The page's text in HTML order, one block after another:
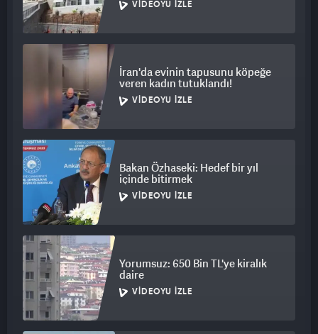
VIDEOYU İZLE
İran'da evinin tapusunu köpeğe
veren kadın tutuklandı!
VIDEOYU İZLE
Bakan Özhaseki: Hedef bir yıl
içinde bitirmek
VIDEOYU İZLE
Yorumsuz: 650 Bin TL'ye kiralık
daire
VIDEOYU İZLE